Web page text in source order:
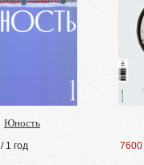
Юность
/ 1 год 7600